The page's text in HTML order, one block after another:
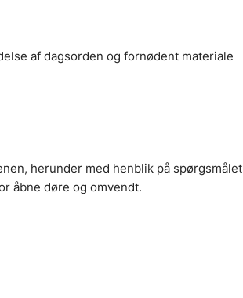
af dagsorden og fornødent materiale
herunder med henblik på spørgsmålet
åbne døre og omvendt.